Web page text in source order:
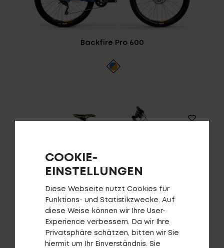
Backfire Pro 600
Backfire Pro 200
COOKIE-
EINSTELLUNGEN
Diese Webseite nutzt Cookies für
Funktions- und Statistikzwecke. Auf
diese Weise können wir Ihre User-
Experience verbessern. Da wir Ihre
Privatsphäre schätzen, bitten wir Sie
hiermit um Ihr Einverständnis. Sie